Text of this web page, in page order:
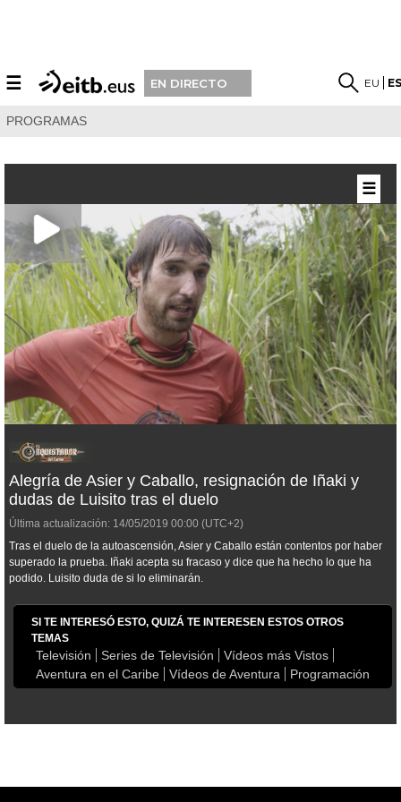
☰ EN DIRECTO EU
PROGRAMAS
Alegría de Asier y Caballo, resignación de Iñaki y
dudas de Luisito tras el duelo
Última actualización: 14/05/2019 00:00 (UTC+2)
Tras el duelo de la autoascensión, Asier y Caballo están contentos por haber
superado la prueba. Iñaki acepta su fracaso y dice que ha hecho lo que ha
podido. Luisito duda de si lo eliminarán.
SI TE INTERESÓ ESTO, QUIZÁ TE INTERESEN ESTOS OTROS
TEMAS
Televisión Series de Televisión
Vídeos más Vistos
Aventura en el Caribe
Vídeos de Aventura Programación
☰